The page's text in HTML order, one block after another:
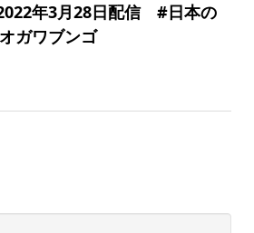
年3月28日配信 #日本の
ガワブンゴ